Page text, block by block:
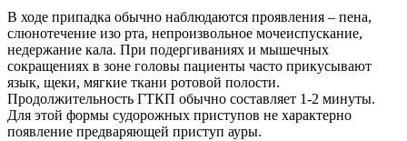
В ходе припадка обычно наблюдаются проявления – пена,
слюнотечение изо рта, непроизвольное мочеиспускание,
недержание кала. При подергиваниях и мышечных
сокращениях в зоне головы пациенты часто прикусывают
язык, щеки, мягкие ткани ротовой полости.
Продолжительность ГТКП обычно составляет 1-2 минуты.
Для этой формы судорожных приступов не характерно
появление предваряющей приступ ауры.